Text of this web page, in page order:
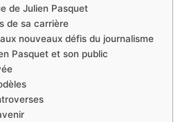
de Julien Pasquet
de sa carrière
nouveaux défis du journalisme
Pasquet et son public